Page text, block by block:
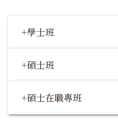
+學士班
+碩士班
+碩士在職專班